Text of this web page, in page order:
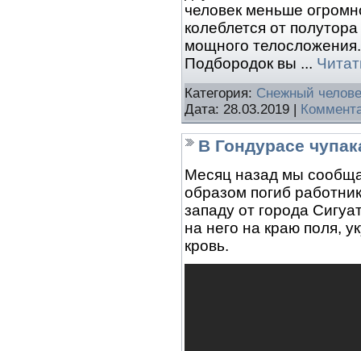
человек меньше
колеблется от
мощного
Подбородок вы ...
Категория: Снежный
Дата: 28.03.2019 |
В Гондурасе
Месяц назад мы
образом погиб
западу от города
на него на краю поля,
кровь.